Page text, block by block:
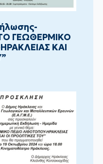
ΓΕΩΘΕΡΜΙΚΟ
ΚΑΙ